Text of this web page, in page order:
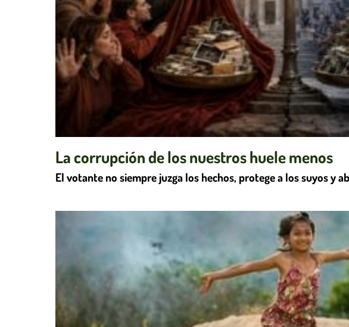
La corrupción de los nuestros huele menos
El votante no siempre juzga los hechos, protege a los suyos y